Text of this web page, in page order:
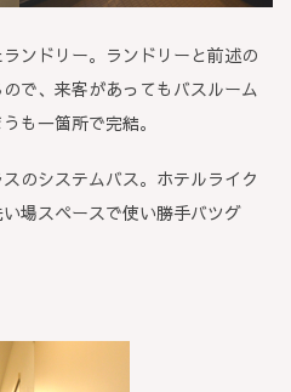
ンドリー。ランドリーと前述の
で、来客があってもバスルーム
も一箇所で完結。
のシステムバス。ホテルライク
場スペースで使い勝手バツグ